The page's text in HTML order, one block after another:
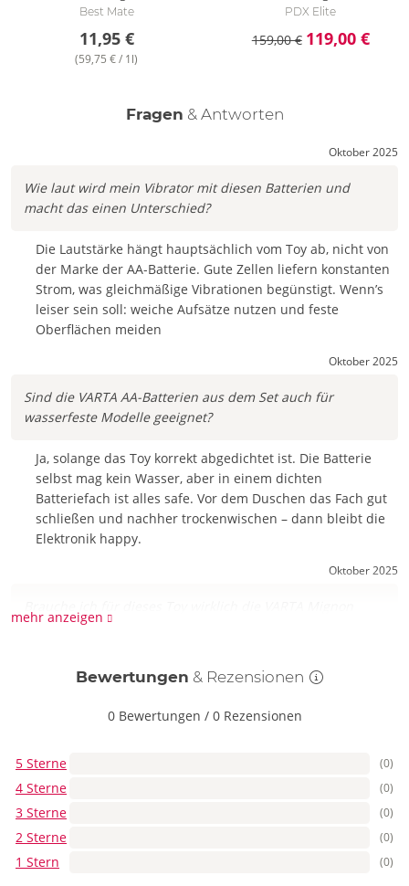
Best Mate
11,95 €
(59,75 € / 1l)
PDX Elite
159,00 € 119,00 €
Fragen & Antworten
Oktober 2025
Wie laut wird mein Vibrator mit diesen Batterien und
macht das einen Unterschied?
Die Lautstärke hängt hauptsächlich vom Toy ab, nicht von
der Marke der AA-Batterie. Gute Zellen liefern konstanten
Strom, was gleichmäßige Vibrationen begünstigt. Wenn’s
leiser sein soll: weiche Aufsätze nutzen und feste
Oberflächen meiden
Oktober 2025
Sind die VARTA AA-Batterien aus dem Set auch für
wasserfeste Modelle geeignet?
Ja, solange das Toy korrekt abgedichtet ist. Die Batterie
selbst mag kein Wasser, aber in einem dichten
Batteriefach ist alles safe. Vor dem Duschen das Fach gut
schließen und nachher trockenwischen – dann bleibt die
Elektronik happy.
Oktober 2025
Batterien AA, oder tun’s auch andere AA-Zellen?
Du kannst jede AA-Batterie nutzen, aber VARTA ist
zuverlässig und langlebig – perfekt für konstante Vibes
ohne Leistungsloch. Gerade bei starken Motoren lohnt sich
Qualität, damit dein Spaß nicht mitten im Höhepunkt
Wechsel ab.
mehr anzeigen
Bewertungen & Rezensionen
0 Bewertungen / 0 Rezensionen
5 Sterne (0)
4 Sterne (0)
3 Sterne (0)
2 Sterne (0)
1 Stern (0)